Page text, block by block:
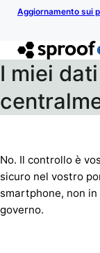
Aggiornamento sui
I miei
No. Il controllo è
sicuro nel vostro
smartphone, non
governo.